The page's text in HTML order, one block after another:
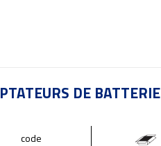
DE BATTERIE
code